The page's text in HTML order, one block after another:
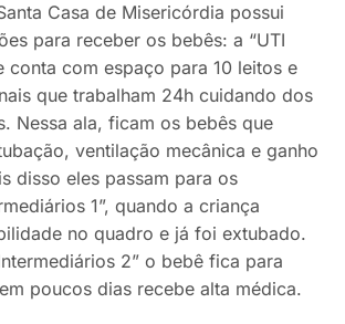
Casa de Misericórdia possui
para receber os bebês: a “UTI
conta com espaço para 10 leitos e
que trabalham 24h cuidando dos
Nessa ala, ficam os bebês que
ventilação mecânica e ganho
disso eles passam para os
1”, quando a criança
no quadro e já foi extubado.
2” o bebê fica para
poucos dias recebe alta médica.